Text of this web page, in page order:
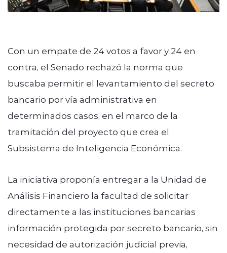
Con un empate de 24 votos a favor y 24 en
contra, el Senado rechazó la norma que
buscaba permitir el levantamiento del secreto
bancario por vía administrativa en
determinados casos, en el marco de la
tramitación del proyecto que crea el
Subsistema de Inteligencia Económica.
La iniciativa proponía entregar a la Unidad de
Análisis Financiero la facultad de solicitar
directamente a las instituciones bancarias
información protegida por secreto bancario, sin
necesidad de autorización judicial previa,